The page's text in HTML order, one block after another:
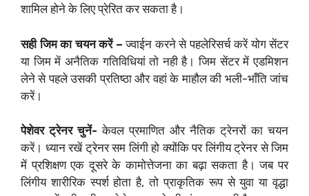
शामिल होने के लिए प्रेरित कर सकता है।
सही जिम का चयन करें –ज्वाईन करने से पहलेरिसर्च करें योग सेंटर
या जिम में अनैतिक गतिविधियां तो नही है। जिम सेंटर में एडमिशन
लेने से पहले उसकी प्रतिष्ठा और वहां के माहौल की भली-भाँति जांच
करें।
पेशेवर ट्रेनर चुनें-केवल प्रमाणित और नैतिक ट्रेनरों का चयन
करें। ध्यान रखें ट्रेनर सम लिंगी हो क्योंकि पर लिंगीय ट्रेनर से जिम
में प्रशिक्षण एक दूसरे के कामोत्तेजना का बढ़ा सकता है। जब पर
लिंगीय शारीरिक स्पर्श होता है, तो प्राकृतिक रूप से युवा या वृद्धा